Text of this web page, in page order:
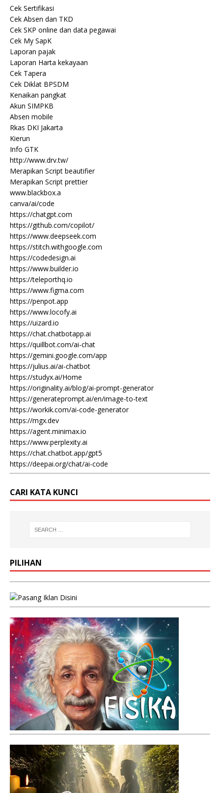
Cek Sertifikasi
Cek Absen dan TKD
Cek SKP online dan data pegawai
Cek My SapK
Laporan pajak
Laporan Harta kekayaan
Cek Tapera
Cek Diklat BPSDM
Kenaikan pangkat
Akun SIMPKB
Absen mobile
Rkas DKI Jakarta
Kierun
Info GTK
http://www.drv.tw/
Merapikan Script beautifier
Merapikan Script prettier
www.blackbox.a
canva/ai/code
https://chatgpt.com
https://github.com/copilot/
https://www.deepseek.com
https://stitch.withgoogle.com
https://codedesign.ai
https://www.builder.io
https://teleporthq.io
https://www.figma.com
https://penpot.app
https://www.locofy.ai
https://uizard.io
https://chat.chatbotapp.ai
https://quillbot.com/ai-chat
https://gemini.google.com/app
https://julius.ai/ai-chatbot
https://studyx.ai/Home
https://originality.ai/blog/ai-prompt-generator
https://generateprompt.ai/en/image-to-text
https://workik.com/ai-code-generator
https://mgx.dev
https://agent.minimax.io
https://www.perplexity.ai
https://chat.chatbot.app/gpt5
https://deepai.org/chat/ai-code
CARI KATA KUNCI
PILIHAN